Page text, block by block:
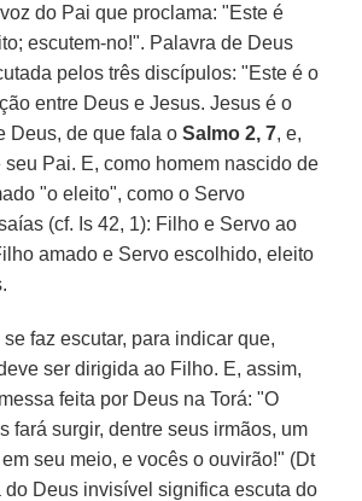
do Pai que proclama: "Este é
escutem-no!". Palavra de Deus
pelos três discípulos: "Este é o
entre Deus e Jesus. Jesus é o
Deus, de que fala oSalmo 2, 7, e,
seu Pai. E, como homem nascido de
"o eleito", como o Servo
(cf. Is 42, 1): Filho e Servo ao
amado e Servo escolhido, eleito
faz escutar, para indicar que,
ser dirigida ao Filho. E, assim,
feita por Deus na Torá: "O
fará surgir, dentre seus irmãos, um
seu meio, e vocês o ouvirão!" (Dt
do Deus invisível significa escuta do